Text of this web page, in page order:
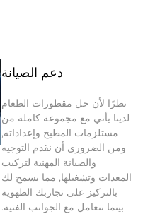
دعم الصيانة
نظرًا لأن حل مقطورات الطعام
لدينا يأتي مع مجموعة كاملة من
مستلزمات المطبخ وإعداداته,
ومن الضروري أن نقدم التوجيه
والصيانة المهنية لتركيب
المعدات وتشغيلها, مما يسمح لك
بالتركيز على تجاربك الطهوية
بينما نتعامل مع الجوانب الفنية.